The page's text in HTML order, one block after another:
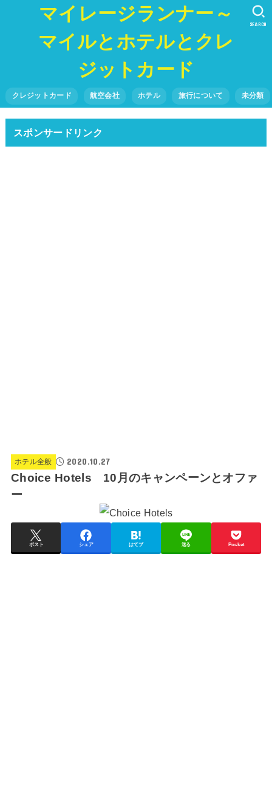
マイレージランナー～
マイルとホテルとクレ
ジットカード
クレジットカード 航空会社 ホテル 旅行について 未分類
SEARCH
スポンサードリンク
ホテル全般 2020.10.27
Choice Hotels 10月のキャンペーンとオファ
ー
ポスト シェア はてブ 送る Pocket